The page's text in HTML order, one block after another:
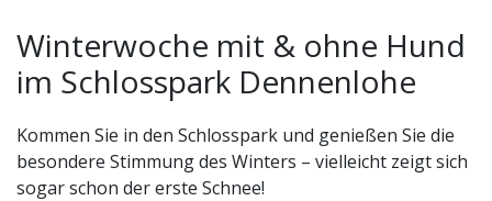
Dennenlohe
Winterwoche mit & ohne Hund
im Schlosspark Dennenlohe
Kommen Sie in den Schlosspark und genießen Sie die
besondere Stimmung des Winters – vielleicht zeigt sich
sogar schon der erste Schnee!